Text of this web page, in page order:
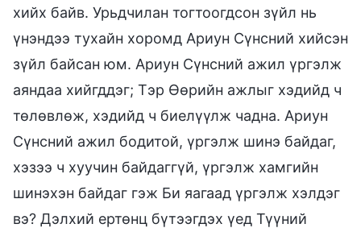
хийх байв. Урьдчилан тогтоогдсон зүйл нь
үнэндээ тухайн хоромд Ариун Сүнсний хийсэн
зүйл байсан юм. Ариун Сүнсний ажил үргэлж
аяндаа хийгддэг; Тэр Өөрийн ажлыг хэдийд ч
төлөвлөж, хэдийд ч биелүүлж чадна. Ариун
Сүнсний ажил бодитой, үргэлж шинэ байдаг,
хэзээ ч хуучин байдаггүй, үргэлж хамгийн
шинэхэн байдаг гэж Би яагаад үргэлж хэлдэг
вэ? Дэлхий ертөнц бүтээгдэх үед Түүний